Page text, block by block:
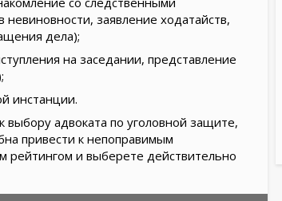
невиновности, заявление ходатайств,
дела);
на заседании, представление
инстанции.
адвоката по уголовной защите,
привести к непоправимым
рейтингом и выберете действительно